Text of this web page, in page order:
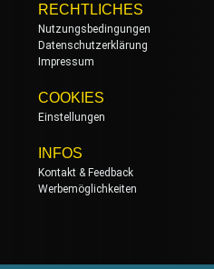
RECHTLICHES
Nutzungsbedingungen
Datenschutzerklärung
Impressum
COOKIES
Einstellungen
INFOS
Kontakt & Feedback
Werbemöglichkeiten